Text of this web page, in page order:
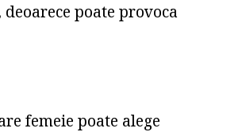
poate provoca
femeie poate alege